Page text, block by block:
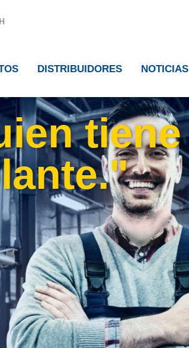
DISTRIBUIDORES NOTICIAS
tiene